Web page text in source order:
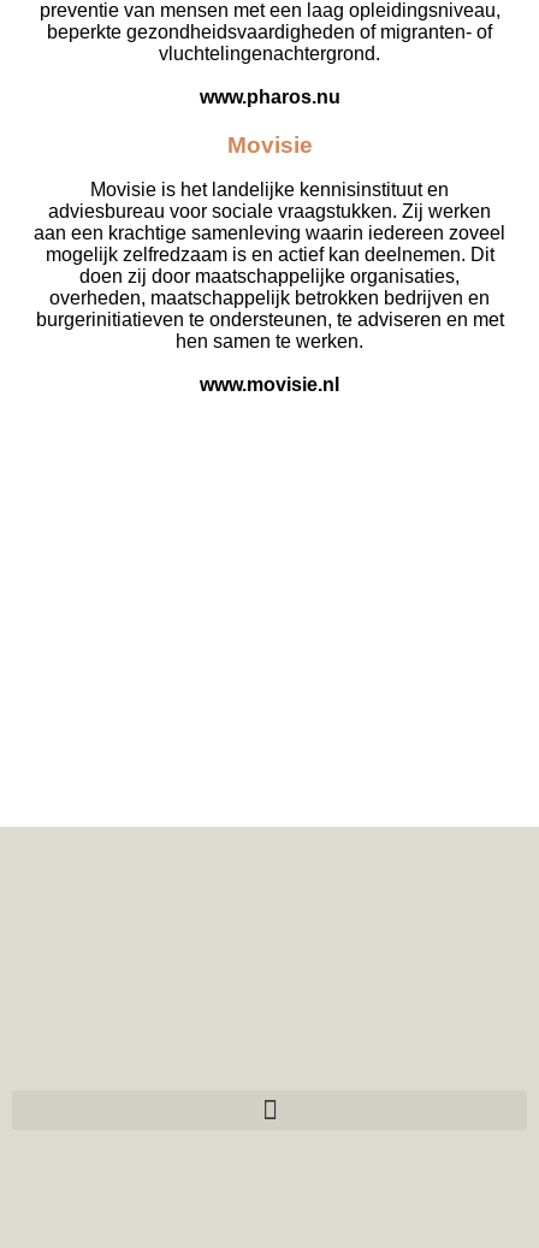
preventie van mensen met een laag opleidingsniveau,
beperkte gezondheidsvaardigheden of migranten- of
vluchtelingenachtergrond.
www.pharos.nu
Movisie
Movisie is het landelijke kennisinstituut en
adviesbureau voor sociale vraagstukken. Zij werken
aan een krachtige samenleving waarin iedereen zoveel
mogelijk zelfredzaam is en actief kan deelnemen. Dit
doen zij door maatschappelijke organisaties,
overheden, maatschappelijk betrokken bedrijven en
burgerinitiatieven te ondersteunen, te adviseren en met
hen samen te werken.
www.movisie.nl